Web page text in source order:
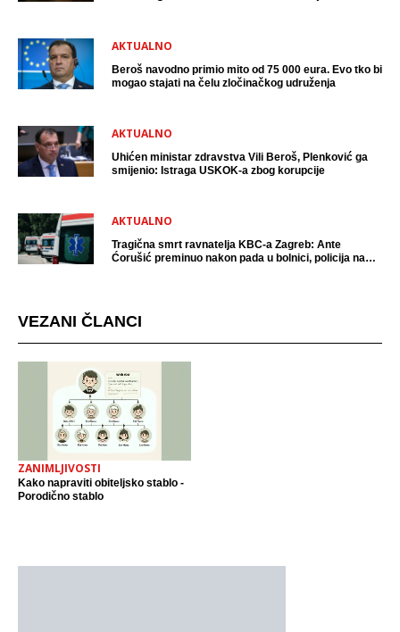
AKTUALNO
Beroš navodno primio mito od 75 000 eura. Evo tko bi
mogao stajati na čelu zločinačkog udruženja
AKTUALNO
Uhićen ministar zdravstva Vili Beroš, Plenković ga
smijenio: Istraga USKOK-a zbog korupcije
AKTUALNO
Tragična smrt ravnatelja KBC-a Zagreb: Ante
Ćorušić preminuo nakon pada u bolnici, policija na
VEZANI ČLANCI
ZANIMLJIVOSTI
Kako napraviti obiteljsko stablo -
Porodično stablo